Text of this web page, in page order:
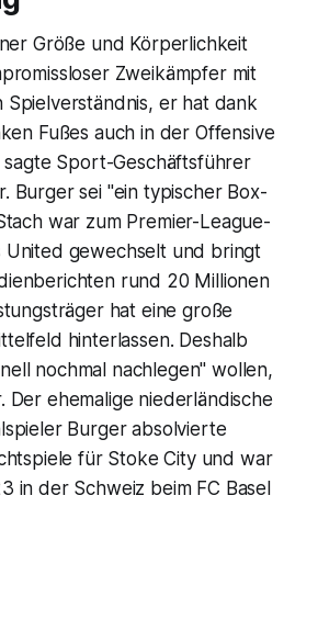
Größe und Körperlichkeit
Zweikämpfer mit
Spielverständnis, er hat dank
Fußes auch in der Offensive
sagte Sport-Geschäftsführer
Burger sei "ein typischer Box-
war zum Premier-League-
United gewechselt und bringt
rund 20 Millionen
hat eine große
hinterlassen. Deshalb
nochmal nachlegen" wollen,
Der ehemalige niederländische
Burger absolvierte
für Stoke City und war
in der Schweiz beim FC Basel